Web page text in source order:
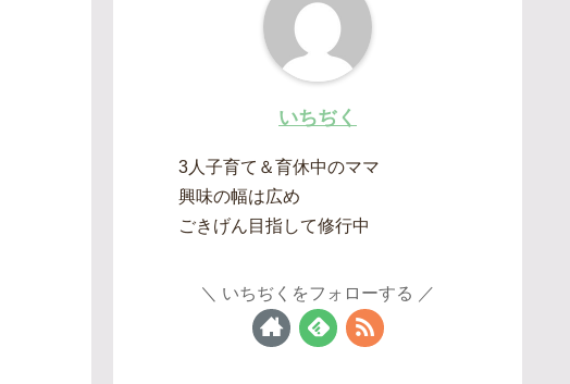
いちぢく
3人子育て＆育休中のママ
興味の幅は広め
ごきげん目指して修行中
いちぢくをフォローする